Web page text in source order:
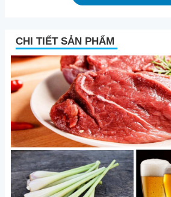
CHI TIẾT SẢN PHẨM